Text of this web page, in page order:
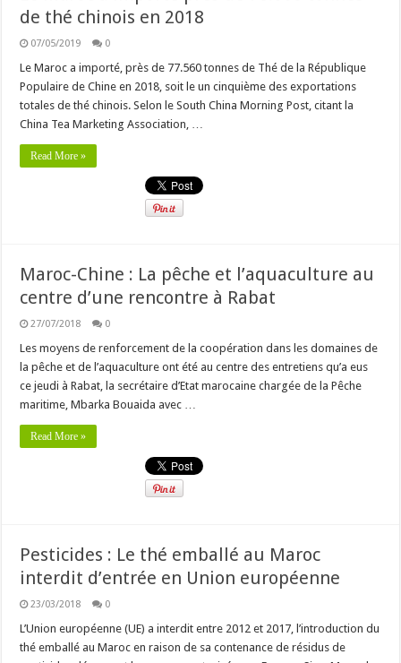
de thé chinois en 2018
07/05/2019 0
Le Maroc a importé, près de 77.560 tonnes de Thé de la République
Populaire de Chine en 2018, soit le un cinquième des exportations
totales de thé chinois. Selon le South China Morning Post, citant la
China Tea Marketing Association, …
Read More »
Maroc-Chine : La pêche et l’aquaculture au
centre d’une rencontre à Rabat
27/07/2018 0
Les moyens de renforcement de la coopération dans les domaines de
la pêche et de l’aquaculture ont été au centre des entretiens qu’a eus
ce jeudi à Rabat, la secrétaire d’Etat marocaine chargée de la Pêche
maritime, Mbarka Bouaida avec …
Read More »
Pesticides : Le thé emballé au Maroc
interdit d’entrée en Union européenne
23/03/2018 0
L’Union européenne (UE) a interdit entre 2012 et 2017, l’introduction du
thé emballé au Maroc en raison de sa contenance de résidus de